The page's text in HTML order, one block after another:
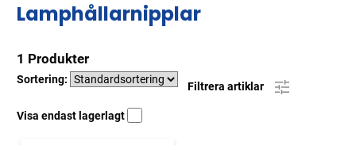
Lamphållarnipplar
1 Produkter
Sortering:
Filtrera artiklar
Visa endast lagerlagt